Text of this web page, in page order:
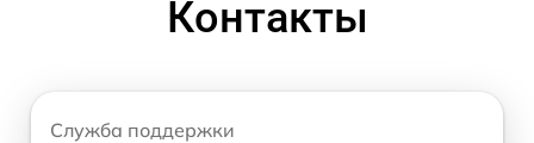
Контакты
Служба поддержки